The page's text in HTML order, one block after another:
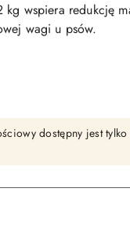
kg wspiera redukcję
wagi u psów.
dostępny jest